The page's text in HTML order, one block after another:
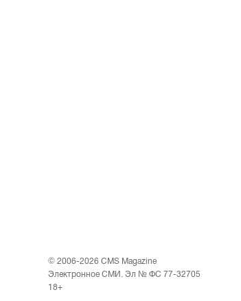
© 2006-2026 CMS Magazine
Электронное СМИ. Эл № ФС 77-32705
18+